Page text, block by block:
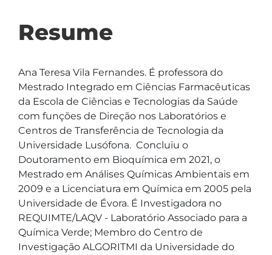
Resume
Ana Teresa Vila Fernandes. É professora do
Mestrado Integrado em Ciências Farmacêuticas
da Escola de Ciências e Tecnologias da Saúde
com funções de Direção nos Laboratórios e
Centros de Transferência de Tecnologia da
Universidade Lusófona.  Concluiu o
Doutoramento em Bioquímica em 2021, o
Mestrado em Análises Químicas Ambientais em
2009 e a Licenciatura em Química em 2005 pela
Universidade de Évora. É Investigadora no
REQUIMTE/LAQV - Laboratório Associado para a
Química Verde; Membro do Centro de
Investigação ALGORITMI da Universidade do